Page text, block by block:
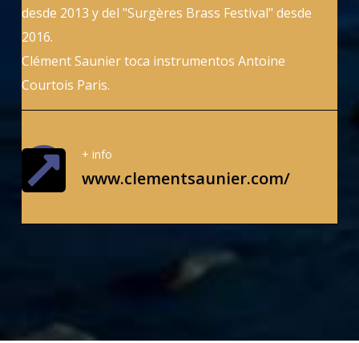
desde 2013 y del "Surgères Brass Festival" desde
2016.
Clément Saunier toca instrumentos Antoine
Courtois Paris.
+ info
www.clementsaunier.com/